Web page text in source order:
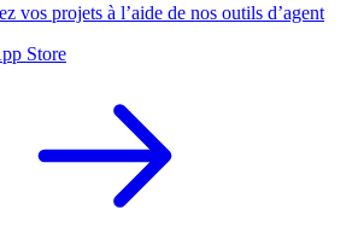
vos projets à l’aide de nos outils d’agent
Store